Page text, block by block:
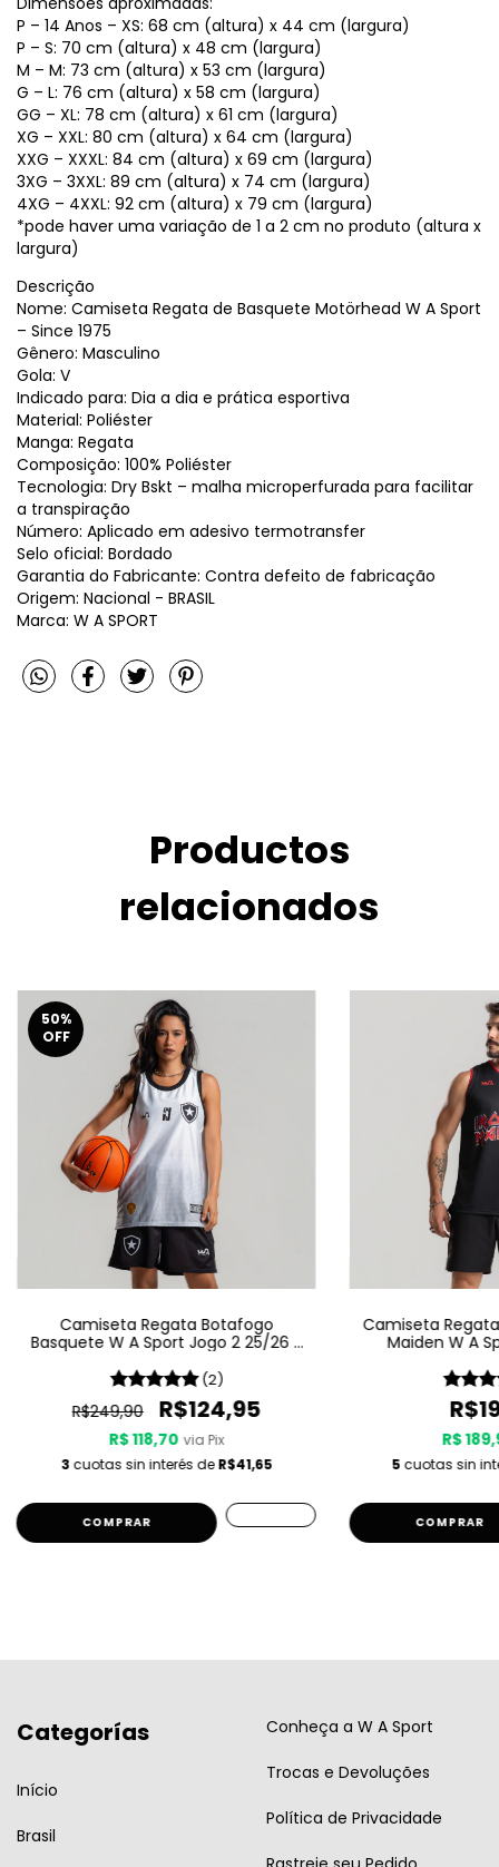
P – 14 Anos – XS: 68 cm (altura) x 44 cm (largura)
P – S: 70 cm (altura) x 48 cm (largura)
M – M: 73 cm (altura) x 53 cm (largura)
G – L: 76 cm (altura) x 58 cm (largura)
GG – XL: 78 cm (altura) x 61 cm (largura)
XG – XXL: 80 cm (altura) x 64 cm (largura)
XXG – XXXL: 84 cm (altura) x 69 cm (largura)
3XG – 3XXL: 89 cm (altura) x 74 cm (largura)
4XG – 4XXL: 92 cm (altura) x 79 cm (largura)
*pode haver uma variação de 1 a 2 cm no produto (altura x
largura)
Descrição
Nome: Camiseta Regata de Basquete Motörhead W A Sport
– Since 1975
Gênero: Masculino
Gola: V
Indicado para: Dia a dia e prática esportiva
Material: Poliéster
Manga: Regata
Composição: 100% Poliéster
Tecnologia: Dry Bskt – malha microperfurada para facilitar
a transpiração
Número: Aplicado em adesivo termotransfer
Selo oficial: Bordado
Garantia do Fabricante: Contra defeito de fabricação
Origem: Nacional - BRASIL
Marca: W A SPORT
Productos
relacionados
50%
OFF
Camiseta Regata Botafogo
Basquete W A Sport Jogo 2 25/26 -
(2)
R$249,90 R$124,95
R$ 118,70 via Pix
3 cuotas sin interés deR$41,65
COMPRAR
Camiseta
Maiden W A
R$
5 cuotas sin
COMPRAR
Categorías
Início
Brasil
Conheça a W A Sport
Trocas e Devoluções
Política de Privacidade